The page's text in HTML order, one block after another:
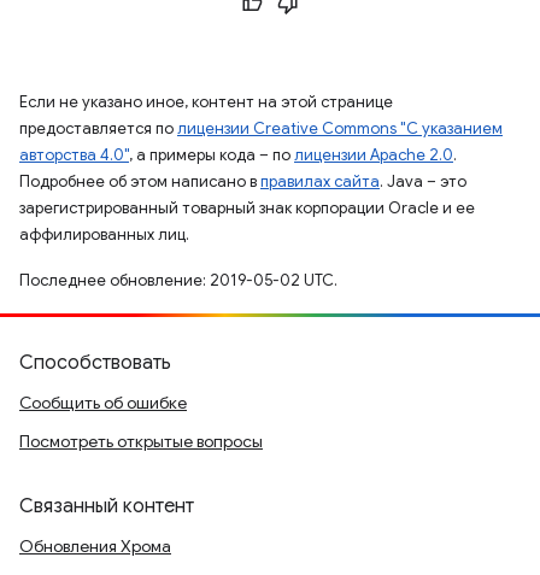
Если не указано иное, контент на этой странице
предоставляется полицензии Creative Commons "С указанием
авторства 4.0", а примеры кода – полицензии Apache 2.0.
Подробнее об этом написано вправилах сайта. Java – это
зарегистрированный товарный знак корпорации Oracle и ее
аффилированных лиц.
Последнее обновление: 2019-05-02 UTC.
Способствовать
Сообщить об ошибке
Посмотреть открытые вопросы
Связанный контент
Обновления Хрома